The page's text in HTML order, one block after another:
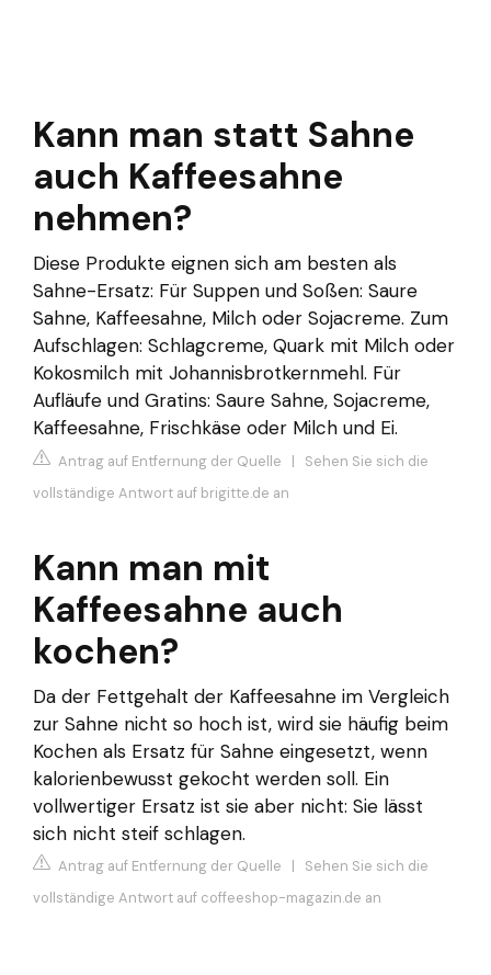
Kann man statt Sahne
auch Kaffeesahne
nehmen?
Diese Produkte eignen sich am besten als
Sahne-Ersatz: Für Suppen und Soßen: Saure
Sahne, Kaffeesahne, Milch oder Sojacreme. Zum
Aufschlagen: Schlagcreme, Quark mit Milch oder
Kokosmilch mit Johannisbrotkernmehl. Für
Aufläufe und Gratins: Saure Sahne, Sojacreme,
Kaffeesahne, Frischkäse oder Milch und Ei.
Antrag auf Entfernung der Quelle | Sehen Sie sich die
vollständige Antwort auf brigitte.de an
Kann man mit
Kaffeesahne auch
kochen?
Da der Fettgehalt der Kaffeesahne im Vergleich
zur Sahne nicht so hoch ist, wird sie häufig beim
Kochen als Ersatz für Sahne eingesetzt, wenn
kalorienbewusst gekocht werden soll. Ein
vollwertiger Ersatz ist sie aber nicht: Sie lässt
sich nicht steif schlagen.
Antrag auf Entfernung der Quelle | Sehen Sie sich die
vollständige Antwort auf coffeeshop-magazin.de an